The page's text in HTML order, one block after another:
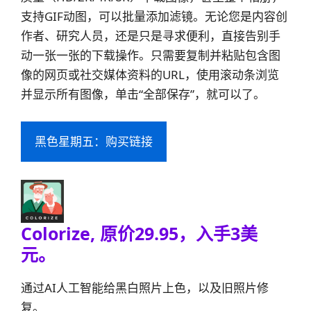
支持GIF动图，可以批量添加滤镜。无论您是内容创
作者、研究人员，还是只是寻求便利，直接告别手
动一张一张的下载操作。只需要复制并粘贴包含图
像的网页或社交媒体资料的URL，使用滚动条浏览
并显示所有图像，单击“全部保存”，就可以了。
黑色星期五：购买链接
Colorize, 原价29.95，入手3美
元。
通过AI人工智能给黑白照片上色，以及旧照片修
复。